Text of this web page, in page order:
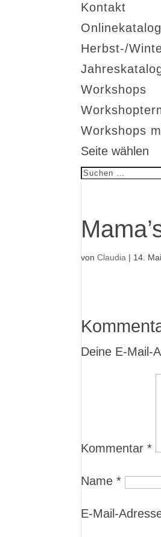
Kontakt
Herbst-/
Workshops
Workshops
Seite wählen
vonClaudia | 14.
Deine E-Mail-
Kommentar*
Name*
E-Mail-